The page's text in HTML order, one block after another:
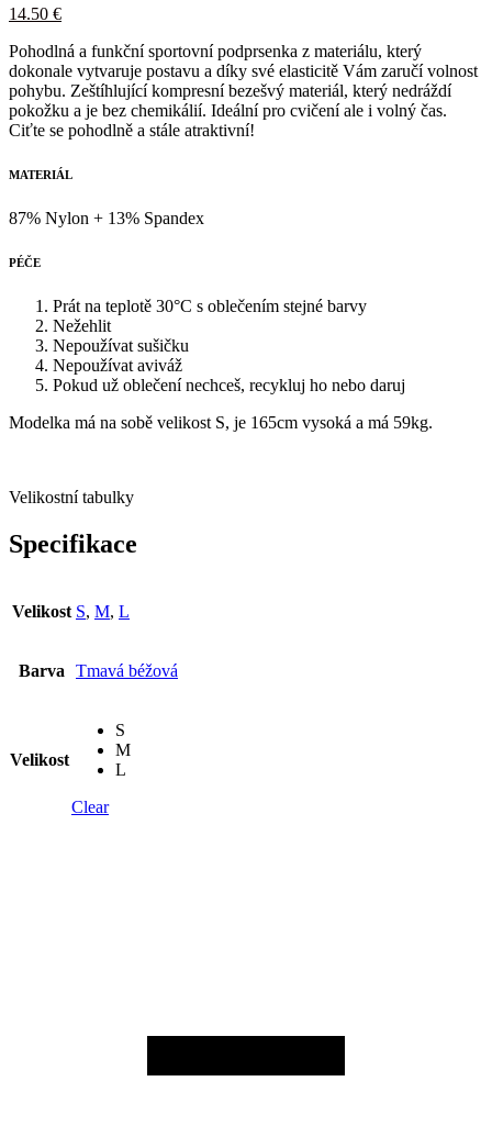
14.50 €
Pohodlná a funkční sportovní podprsenka z materiálu, který
dokonale vytvaruje postavu a díky své elasticitě Vám zaručí volnost
pohybu. Zeštíhlující kompresní bezešvý materiál, který nedráždí
pokožku a je bez chemikálií. Ideální pro cvičení ale i volný čas.
Ciťte se pohodlně a stále atraktivní!
MATERIÁL
87% Nylon + 13% Spandex
PÉČE
Prát na teplotě 30°C s oblečením stejné barvy
Nežehlit
Nepoužívat sušičku
Nepoužívat aviváž
Pokud už oblečení nechceš, recykluj ho nebo daruj
Modelka má na sobě velikost S, je 165cm vysoká a má 59kg.
Velikostní tabulky
Specifikace
Velikost S, M, L
Barva Tmavá béžová
Velikost
S
M
L
Clear